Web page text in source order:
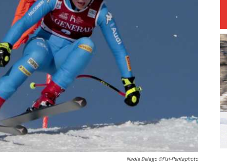
Nadia Delago ©Fisi-Pentaphoto